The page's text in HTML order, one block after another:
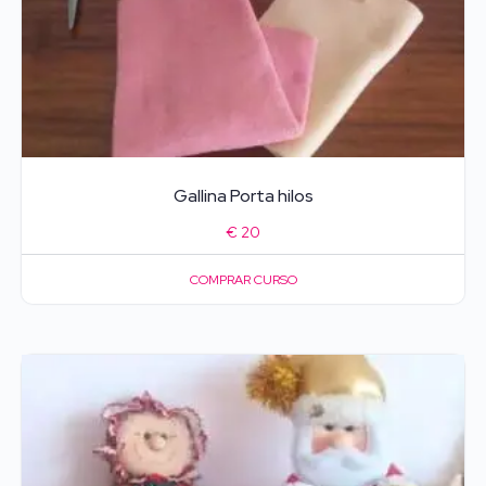
Gallina Porta hilos
€ 20
COMPRAR CURSO